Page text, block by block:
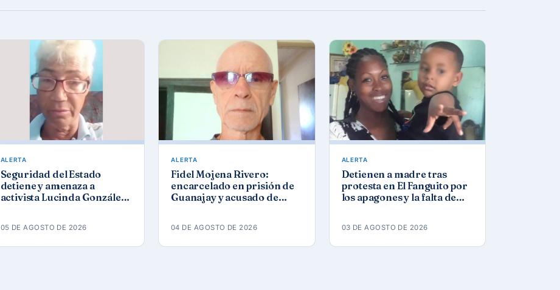
ALERTA
Seguridad del Estado
detiene y amenaza a
activista Lucinda González
05 DE AGOSTO DE 2026
ALERTA
Fidel Mojena Rivero:
encarcelado en prisión de
Guanajay y acusado de
04 DE AGOSTO DE 2026
ALERTA
Detienen a madre tras
protesta en El Fanguito por
los apagones y la falta de
03 DE AGOSTO DE 2026